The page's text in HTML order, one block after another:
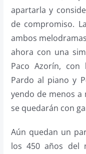
apartarla y
de compromiso.
ambos
ahora con una
Paco Azorín, con
Pardo al piano y
yendo de menos a
se quedarán con
Aún quedan un
los 450 años del